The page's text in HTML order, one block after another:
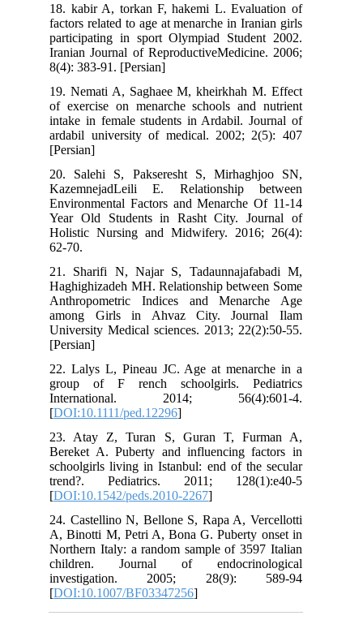
18. kabir A, torkan F, hakemi L. Evaluation of
factors related to age at menarche in Iranian girls
participating in sport Olympiad Student 2002.
Iranian Journal of ReproductiveMedicine. 2006;
8(4): 383-91. [Persian]
19. Nemati A, Saghaee M, kheirkhah M. Effect
of exercise on menarche schools and nutrient
intake in female students in Ardabil. Journal of
ardabil university of medical. 2002; 2(5): 407
[Persian]
20. Salehi S, Pakseresht S, Mirhaghjoo SN,
KazemnejadLeili E. Relationship between
Environmental Factors and Menarche Of 11-14
Year Old Students in Rasht City. Journal of
Holistic Nursing and Midwifery. 2016; 26(4):
62-70.
21. Sharifi N, Najar S, Tadaunnajafabadi M,
Haghighizadeh MH. Relationship between Some
Anthropometric Indices and Menarche Age
among Girls in Ahvaz City. Journal Ilam
University Medical sciences. 2013; 22(2):50-55.
[Persian]
22. Lalys L, Pineau JC. Age at menarche in a
group of F rench schoolgirls. Pediatrics
International. 2014; 56(4):601-4.
[DOI:10.1111/ped.12296
23. Atay Z, Turan S, Guran T, Furman A,
Bereket A. Puberty and influencing factors in
schoolgirls living in Istanbul: end of the secular
trend?. Pediatrics. 2011; 128(1):e40-5
[DOI:10.1542/peds.2010-2267
24. Castellino N, Bellone S, Rapa A, Vercellotti
A, Binotti M, Petri A, Bona G. Puberty onset in
Northern Italy: a random sample of 3597 Italian
children. Journal of endocrinological
investigation. 2005; 28(9): 589-94
[DOI:10.1007/BF03347256